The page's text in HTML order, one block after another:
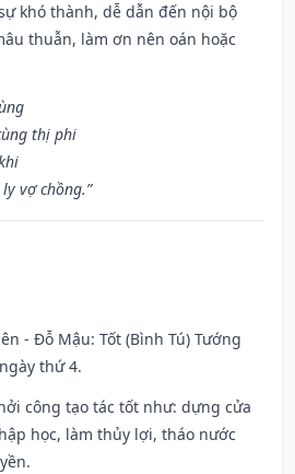
khó thành, dễ dẫn đến nội bộ
thuẫn, làm ơn nên oán hoặc
thị phi
vợ chồng.”
- Đỗ Mậu: Tốt (Bình Tú) Tướng
thứ 4.
công tạo tác tốt như: dựng cửa
học, làm thủy lợi, tháo nước